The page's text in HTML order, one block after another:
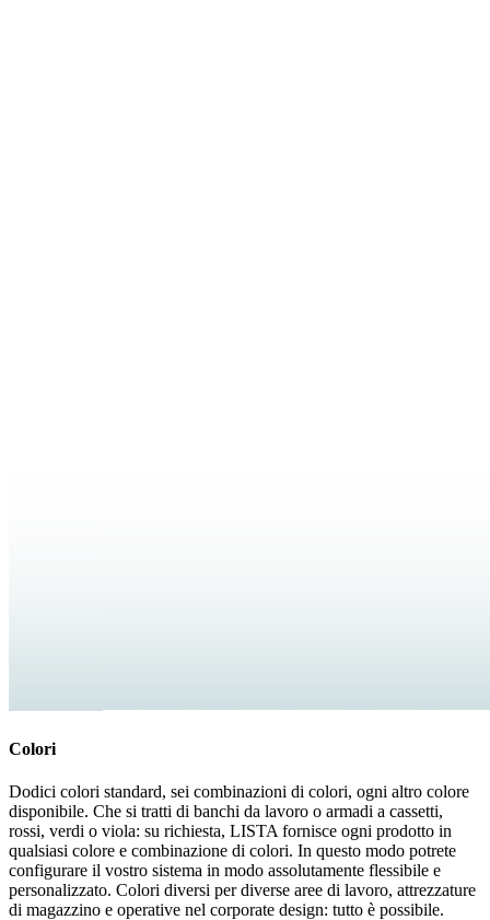
Colori
Dodici colori standard, sei combinazioni di colori, ogni altro colore
disponibile. Che si tratti di banchi da lavoro o armadi a cassetti,
rossi, verdi o viola: su richiesta, LISTA fornisce ogni prodotto in
qualsiasi colore e combinazione di colori. In questo modo potrete
configurare il vostro sistema in modo assolutamente flessibile e
personalizzato. Colori diversi per diverse aree di lavoro, attrezzature
di magazzino e operative nel corporate design: tutto è possibile.